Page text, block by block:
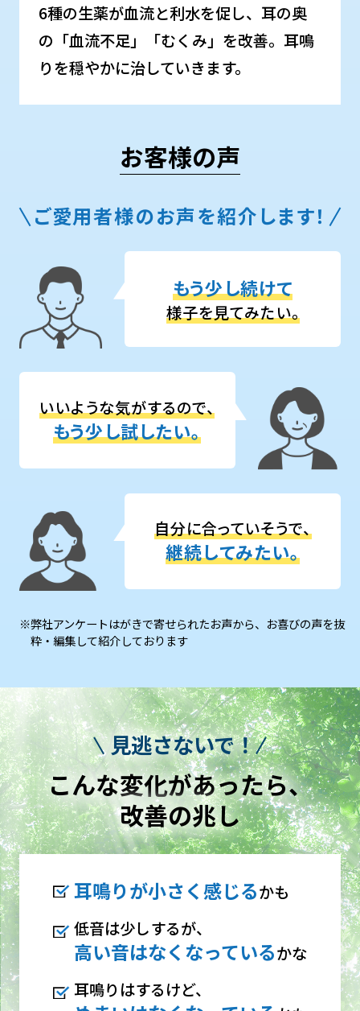
6種の生薬が血流と利水を促し、耳の奥
の「血流不足」「むくみ」を改善。 耳鳴
りを穏やかに治していきます。
お客様の声
ご愛用者様のお声を紹介します！
もう少し続けて
様子を見てみたい。
いいような気がするので、
もう少し試したい。
自分に合っていそうで、
継続してみたい​。
※弊社アンケートはがきで寄せられたお声から、お喜びの声を抜
粋・編集して紹介しております
見逃さないで！
こんな変化があったら、
改善の兆し
耳鳴りが小さく感じるかも
低音は少しするが、
高い音はなくなっているかな
耳鳴りはするけど、